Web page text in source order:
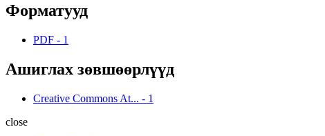
Форматууд
PDF - 1
Ашиглах зөвшөөрлүүд
Creative Commons At... - 1
close